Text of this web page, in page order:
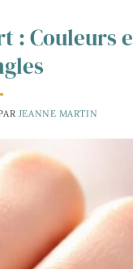
: Couleurs
JEANNE MARTIN